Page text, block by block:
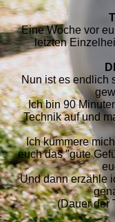
Eine Woche vor
letzten
Nun ist es endlich
Ich bin 90
Technik auf und
Ich kümmere
euch das "gute
Und dann erzähle
(Dauer der